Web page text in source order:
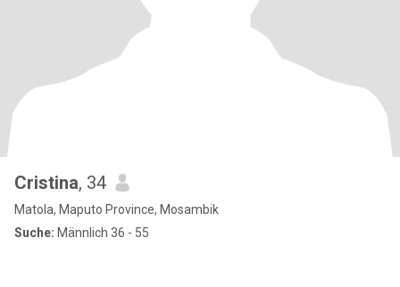
Cristina, 34
Matola, Maputo Province, Mosambik
Suche: Männlich 36 - 55